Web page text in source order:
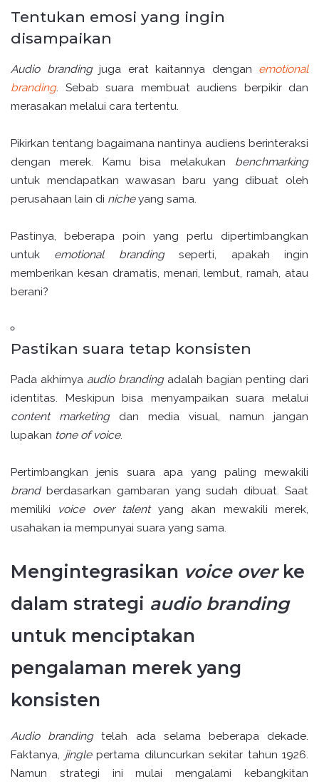
Tentukan emosi yang ingin
disampaikan
Audio brandingjuga erat kaitannya dengan emotional
branding. Sebab suara membuat audiens berpikir dan
merasakan melalui cara tertentu.
Pikirkan tentang bagaimana nantinya audiens berinteraksi
dengan merek. Kamu bisa melakukan benchmarking
untuk mendapatkan wawasan baru yang dibuat oleh
perusahaan lain di nicheyang sama.
Pastinya, beberapa poin yang perlu dipertimbangkan
untuk emotional brandingseperti, apakah ingin
memberikan kesan dramatis, menari, lembut, ramah, atau
berani?
Pastikan suara tetap konsisten
Pada akhirnya audio brandingadalah bagian penting dari
identitas. Meskipun bisa menyampaikan suara melalui
content marketingdan media visual, namun jangan
lupakan tone of voice.
Pertimbangkan jenis suara apa yang paling mewakili
brand berdasarkan gambaran yang sudah dibuat. Saat
memiliki voice over talentyang akan mewakili merek,
usahakan ia mempunyai suara yang sama.
Mengintegrasikan voice overke
dalam strategi audio branding
untuk menciptakan
pengalaman merek yang
konsisten
Audio brandingtelah ada selama beberapa dekade.
Faktanya, jingle pertama diluncurkan sekitar tahun 1926.
Namun strategi ini mulai mengalami kebangkitan